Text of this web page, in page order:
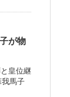
が物
皇位継
馬子